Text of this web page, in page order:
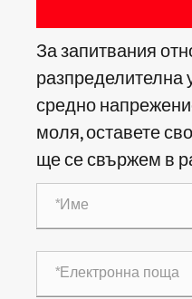
За запитвания
разпределителна
средно
моля, оставете
ще се свържем в